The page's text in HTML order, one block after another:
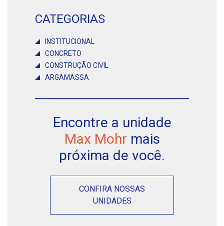
CATEGORIAS
INSTITUCIONAL
CONCRETO
CONSTRUÇÃO CIVIL
ARGAMASSA
Encontre a unidade
Max Mohr mais
próxima de você.
CONFIRA NOSSAS
UNIDADES